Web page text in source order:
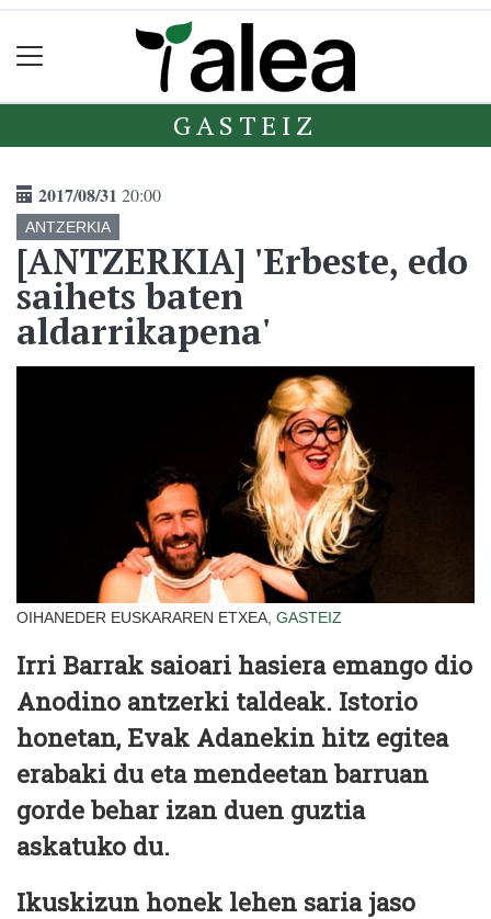
GASTEIZ
2017/08/31 20:00
ANTZERKIA
[ANTZERKIA] 'Erbeste, edo
saihets baten
aldarrikapena'
OIHANEDER EUSKARAREN ETXEA, GASTEIZ
Irri Barrak saioari hasiera emango dio
Anodino antzerki taldeak. Istorio
honetan, Evak Adanekin hitz egitea
erabaki du eta mendeetan barruan
gorde behar izan duen guztia
askatuko du.
Ikuskizun honek lehen saria jaso